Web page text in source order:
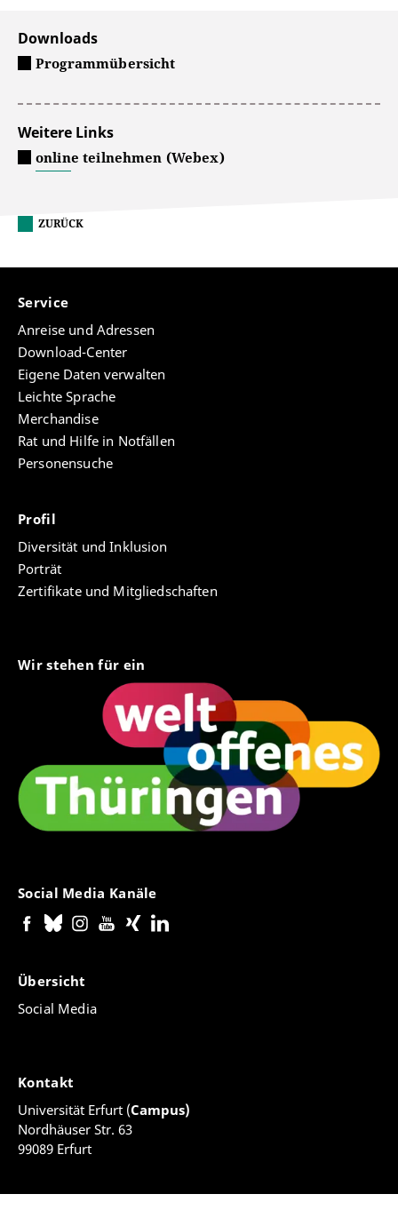
Downloads
Programmübersicht
Weitere Links
online teilnehmen (Webex)
ZURÜCK
Service
Anreise und Adressen
Download-Center
Eigene Daten verwalten
Leichte Sprache
Merchandise
Rat und Hilfe in Notfällen
Personensuche
Profil
Diversität und Inklusion
Porträt
Zertifikate und Mitgliedschaften
Wir stehen für ein
Social Media Kanäle
Übersicht
Social Media
Kontakt
Universität Erfurt (Campus)
Nordhäuser Str. 63
99089 Erfurt